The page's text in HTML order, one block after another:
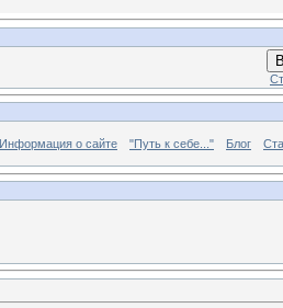
Информация о сайте "Путь к себе..." Блог